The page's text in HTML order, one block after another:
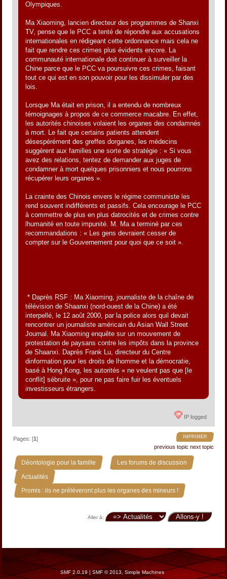
Olympiques.
Ma Xiaoming, lancien directeur des programmes de Shanxi
TV, pense que le PCC a tenté de répondre aux accusations
internationales en rédigeant cette ordonnance mais cela ne
fait que rendre ces crimes plus évidents encore. La
communauté internationale doit continuer à surveiller la
Chine parce que le PCC va poursuivre ces crimes, faisant
tout ce qui est en son pouvoir pour les dissimuler par des
lois.
Lorsque Ma était en prison, il a entendu de nombreux
témoignages à propos de ce commerce macabre. En effet,
les autorités chinoises volaient les organes des condamnés
à mort. Le fait que certains patients attendent
désespérément des greffes dorganes, les médecins
suggèrent aux familles une sorte de stratégie : « Si vous
avez des relations, tentez de demander aux juges de
condamner à mort quelques prisonniers et nous pourrons
récupérer leurs organes ».
La crainte des Chinois envers le régime communiste les
rend souvent indifférents et passifs. Cela encourage le PCC
à commettre de plus en plus datrocités et de crimes contre
lhumanité en toute impunité. M. Ma a terminé par ces
recommandations : « Les gens devraient cesser de
compter sur le Gouvernement pour quoi que ce soit ».
* Daprès RSF : Ma Xiaoming, journaliste de la chaîne de
télévision de Shaanxi (nord-ouest de la Chine) a été
interpellé, le 12 août 2000, par la police alors quil devait
rencontrer un journaliste américain du Asian Wall Street
Journal. Ma Xiaoming enquête sur un mouvement de
protestation de paysans contre les impôts dans la province
de Shaanxi. Daprès Frank Lu, directeur du Centre
dinformation pour les droits de lhomme et la démocratie,
basé à Hong Kong, les autorités « ne veulent pas que [le
conflit] sébruite », pour ne pas faire fuir les éventuels
investisseurs étrangers.
IP logged
IMPRIMER
Pages: [1]
previous topic next topic
Déontologie pour la famille » Les forums de discussion »
Actualités »
Promis : ils ne prélèveront plus les organes des mineurs !
Aller à:
SMF 2.0.19|SMF © 2013 Simple Machines